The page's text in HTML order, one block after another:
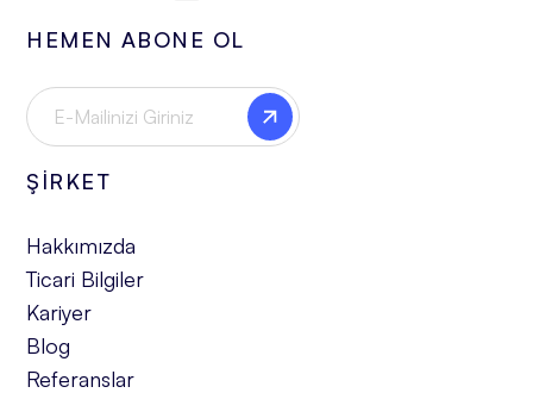
HEMEN ABONE OL
ŞİRKET
Hakkımızda
Ticari Bilgiler
Kariyer
Blog
Referanslar